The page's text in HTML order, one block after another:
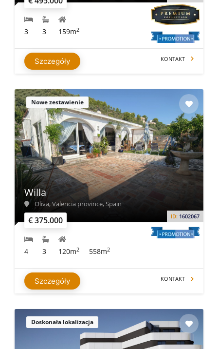
3 3 159m2
Szczegóły KONTAKT
Nowe zestawienie
€ 375.000 ID: 1602067
Willa
Oliva, Valencia province, Spain
4 3 120m2 558m2
Szczegóły KONTAKT
Doskonała lokalizacja